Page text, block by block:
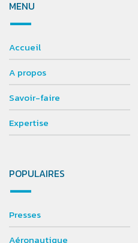
MENU
Accueil
A propos
Savoir-faire
Expertise
POPULAIRES
Presses
Aéronautique